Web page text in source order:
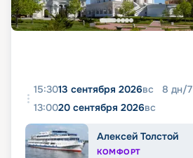
15:3013 сентября 2026вс 8 дн/7
13:0020 сентября 2026вс
Алексей Толстой
КОМФОРТ